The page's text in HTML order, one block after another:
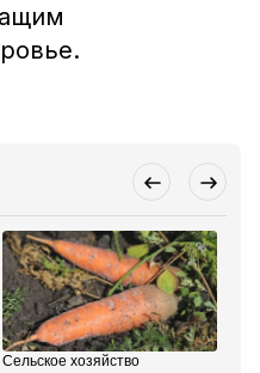
Сельское хозяйство